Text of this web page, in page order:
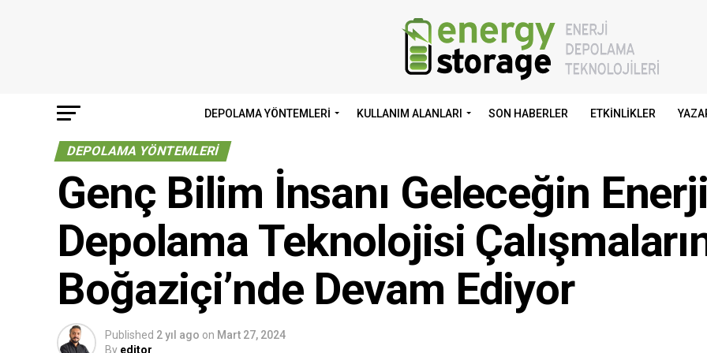
DEPOLAMA YÖNTEMLERI KULLANIM ALANLARI SON HABERLER ETKINLIKLER
DEPOLAMA YÖNTEMLERI
Genç Bilim İnsanı Geleceğin Enerji
Depolama Teknolojisi
Boğaziçi’nde Devam Ediyor
Published 2 yıl ago on Mart 27, 2024
By editor